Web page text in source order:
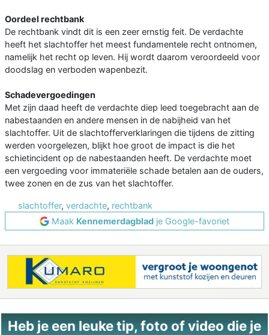
Oordeel rechtbank
De rechtbank vindt dit is een zeer ernstig feit. De verdachte
heeft het slachtoffer het meest fundamentele recht ontnomen,
namelijk het recht op leven. Hij wordt daarom veroordeeld voor
doodslag en verboden wapenbezit.
Schadevergoedingen
Met zijn daad heeft de verdachte diep leed toegebracht aan de
nabestaanden en andere mensen in de nabijheid van het
slachtoffer. Uit de slachtofferverklaringen die tijdens de zitting
werden voorgelezen, blijkt hoe groot de impact is die het
schietincident op de nabestaanden heeft. De verdachte moet
een vergoeding voor immateriële schade betalen aan de ouders,
twee zonen en de zus van het slachtoffer.
slachtoffer, verdachte, rechtbank
Maak Kennemerdagblad je Google-favoriet
Heb je een leuke tip, foto of video die je